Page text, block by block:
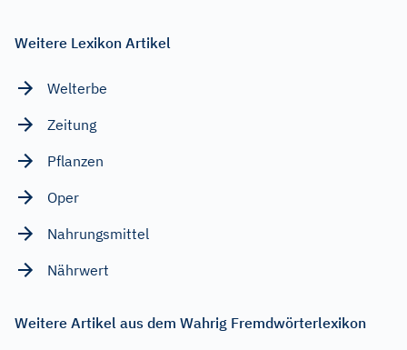
Weitere Lexikon Artikel
Welterbe
Zeitung
Pflanzen
Oper
Nahrungsmittel
Nährwert
Weitere Artikel aus dem Wahrig Fremdwörterlexikon